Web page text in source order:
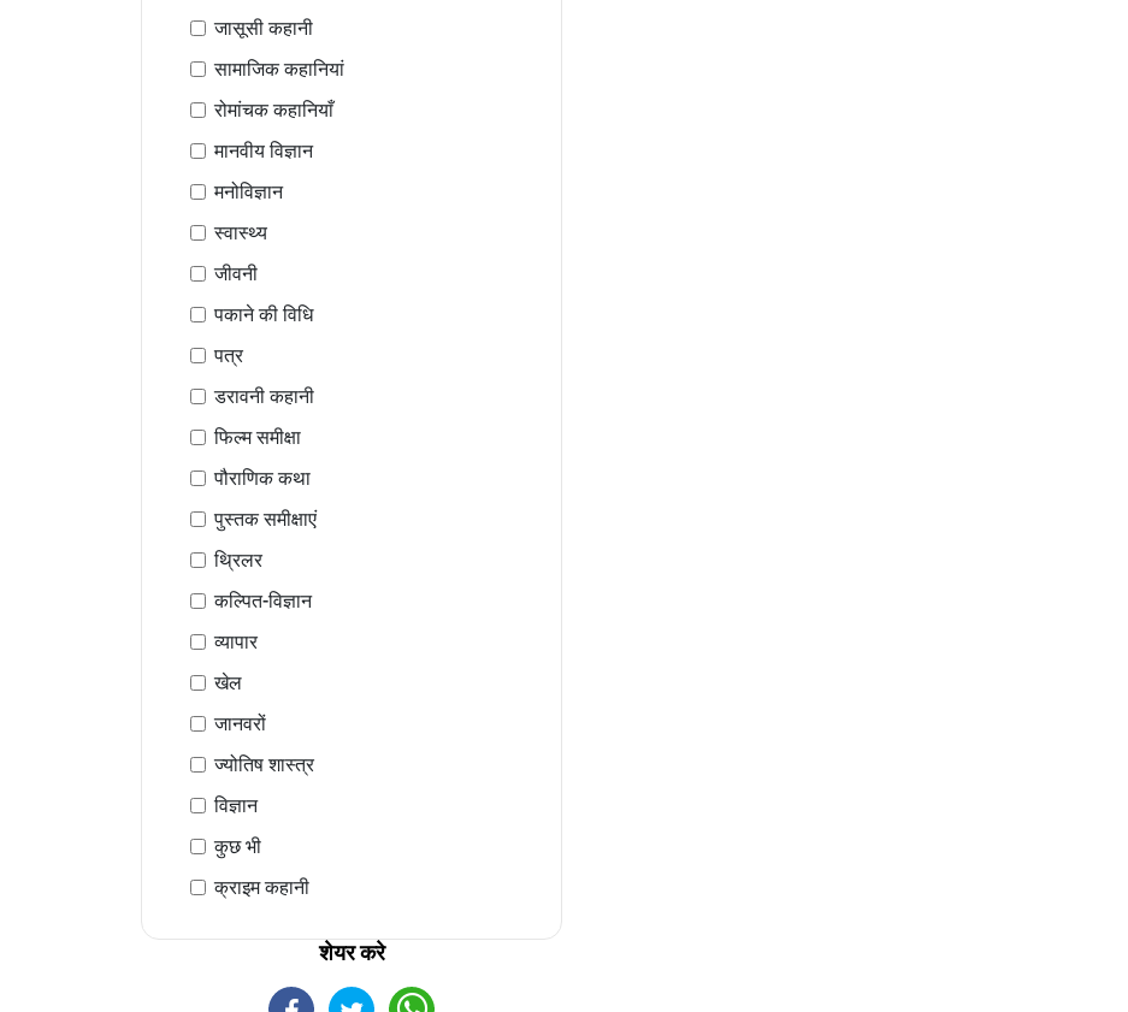
जासूसी कहानी
सामाजिक कहानियां
रोमांचक कहानियाँ
मानवीय विज्ञान
मनोविज्ञान
स्वास्थ्य
जीवनी
पकाने की विधि
पत्र
डरावनी कहानी
फिल्म समीक्षा
पौराणिक कथा
पुस्तक समीक्षाएं
थ्रिलर
कल्पित-विज्ञान
व्यापार
खेल
जानवरों
ज्योतिष शास्त्र
विज्ञान
कुछ भी
क्राइम कहानी
शेयर करे